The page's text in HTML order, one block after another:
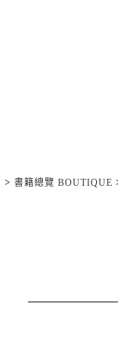
> 書籍總覽 BOUTIQUE